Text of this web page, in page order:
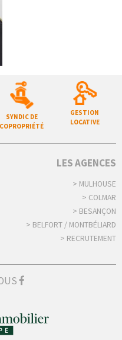
SYNDIC DE
COPROPRIÉTÉ
GESTION
LOCATIVE
LES AGENCES
> MULHOUSE
> COLMAR
> BESANÇON
> BELFORT / MONTBÉLIARD
> RECRUTEMENT